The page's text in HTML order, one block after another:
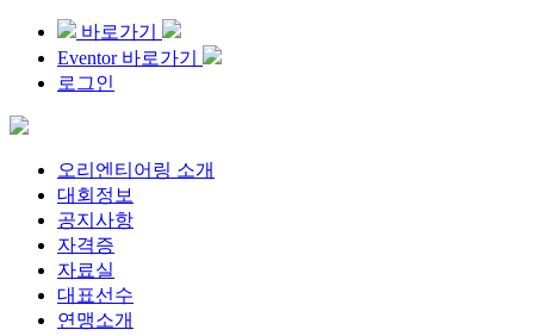
바로가기
Eventor 바로가기
로그인
오리엔티어링 소개
대회정보
공지사항
자격증
자료실
대표선수
연맹소개